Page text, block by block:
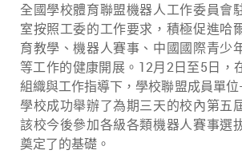
全國學校體育聯盟機器人工作委員會
室按照工委的工作要求，積極促進哈
育教學、機器人賽事、中國國際青少
等工作的健康開展。12月2日至5日，
組織與工作指導下，學校聯盟成員單
學校成功舉辦了為期三天的校內第五
該校今後參加各級各類機器人賽事選
奠定了的基礎。